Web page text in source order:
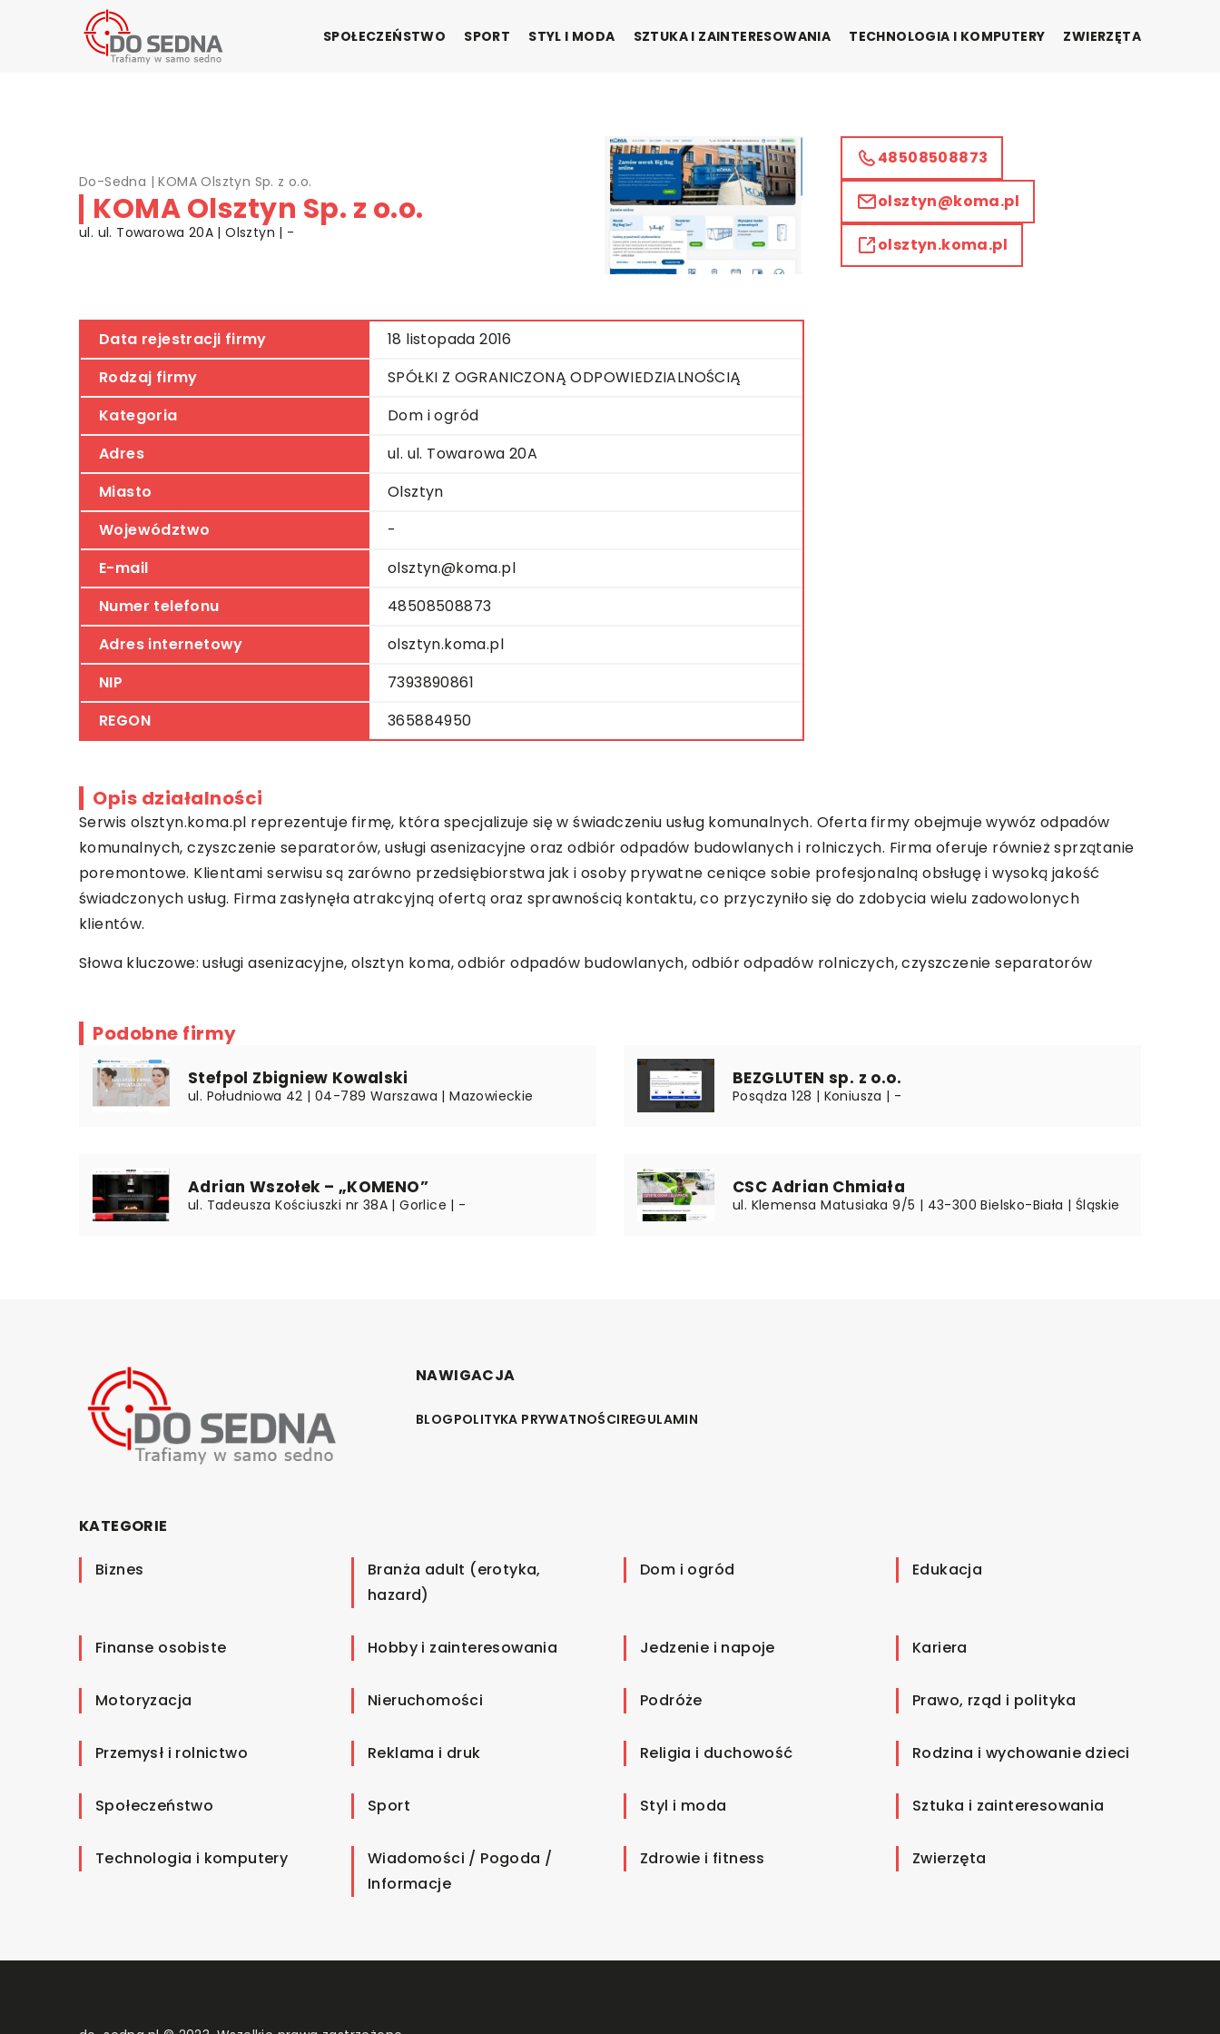
SPOŁECZEŃSTWO SPORT STYL I MODA SZTUKA I ZAINTERESOWANIA TECHNOLOGIA I KOMPUTERY ZWIERZĘTA
Do-Sedna |KOMA Olsztyn Sp. z o.o.
KOMA Olsztyn Sp. z o.o.
ul. ul. Towarowa 20A | Olsztyn | -
Data rejestracji firmy
18 listopada 2016
Rodzaj firmy
SPÓŁKI Z OGRANICZONĄ ODPOWIEDZIALNOŚCIĄ
Kategoria
Dom i ogród
Adres
ul. ul. Towarowa 20A
Miasto
Olsztyn
Województwo
-
E-mail
olsztyn@koma.pl
Numer telefonu
48508508873
Adres internetowy
olsztyn.koma.pl
NIP
7393890861
REGON
365884950
48508508873
olsztyn@koma.pl
olsztyn.koma.pl
Opis działalności
Serwis olsztyn.koma.pl reprezentuje firmę, która specjalizuje się w świadczeniu usług komunalnych. Oferta firmy obejmuje wywóz odpadów
komunalnych, czyszczenie separatorów, usługi asenizacyjne oraz odbiór odpadów budowlanych i rolniczych. Firma oferuje również sprzątanie
poremontowe. Klientami serwisu są zarówno przedsiębiorstwa jak i osoby prywatne ceniące sobie profesjonalną obsługę i wysoką jakość
świadczonych usług. Firma zasłynęła atrakcyjną ofertą oraz sprawnością kontaktu, co przyczyniło się do zdobycia wielu zadowolonych
klientów.
Słowa kluczowe: usługi asenizacyjne, olsztyn koma, odbiór odpadów budowlanych, odbiór odpadów rolniczych, czyszczenie separatorów
Podobne firmy
Stefpol Zbigniew Kowalski
ul. Południowa 42 | 04-789 Warszawa | Mazowieckie
BEZGLUTEN sp. z o.o.
Posądza 128 | Koniusza | -
Adrian Wszołek – „KOMENO”
ul. Tadeusza Kościuszki nr 38A | Gorlice | -
CSC Adrian Chmiała
ul. Klemensa Matusiaka 9/5 | 43-300 Bielsko-Biała | Śląskie
NAWIGACJA
BLOGPOLITYKA PRYWATNOŚCIREGULAMIN
KATEGORIE
Biznes
Branża adult (erotyka,
hazard)
Dom i ogród Edukacja
Finanse osobiste Hobby i zainteresowania Jedzenie i napoje Kariera
Motoryzacja Nieruchomości Podróże Prawo, rząd i polityka
Przemysł i rolnictwo Reklama i druk Religia i duchowość Rodzina i wychowanie dzieci
Społeczeństwo Sport Styl i moda Sztuka i zainteresowania
Technologia i komputery
Wiadomości / Pogoda /
Informacje
Zdrowie i fitness Zwierzęta